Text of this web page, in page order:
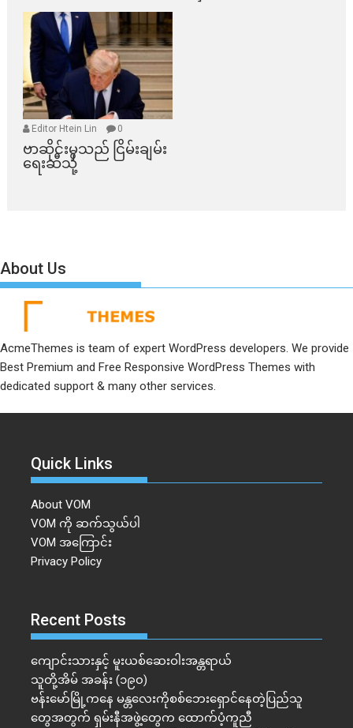
Editor Htein Lin 0
ဗာဆိုင်းမှသည် ငြိမ်းချမ်း
ရေးဆီသို့
About Us
AcmeThemes is team of expert WordPress developers. We provide
Best Premium and Free Responsive WordPress Themes with
dedicated support & many other services.
Quick Links
About VOM
VOM ကို ဆက်သွယ်ပါ
VOM အကြောင်း
Privacy Policy
Recent Posts
ကျောင်းသားနှင့် မူးယစ်ဆေးဝါးအန္တရာယ်
သူတို့အိမ် အခန်း (၁၉၀)
ဗန်းမော်မြို့ကနေ မန္တလေးကိုစစ်ဘေးရှောင်နေတဲ့ပြည်သူ
တွေအတွက် ရှမ်းနီအဖွဲ့တွေက ထောက်ပံ့ကူညီ